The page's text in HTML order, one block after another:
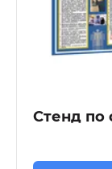
Стенд по